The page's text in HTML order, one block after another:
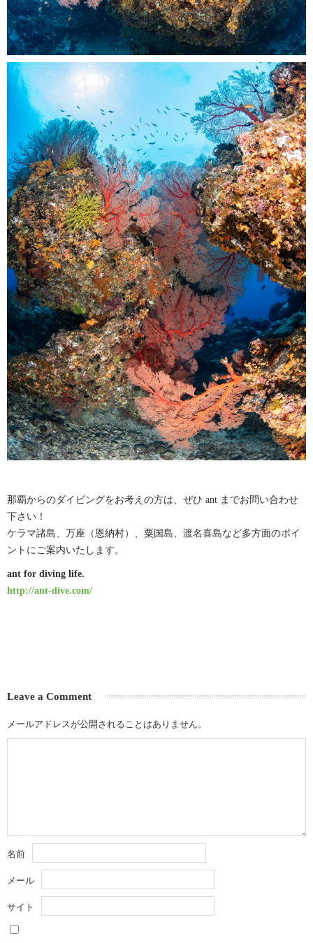
那覇からのダイビングをお考えの方は、ぜひ ant までお問い合わせ
下さい！
ケラマ諸島、万座（恩納村）、粟国島、渡名喜島など多方面のポイ
ントにご案内いたします。
ant for diving life.
http://ant-dive.com/
Leave a Comment
メールアドレスが公開されることはありません。
名前
メール
サイト